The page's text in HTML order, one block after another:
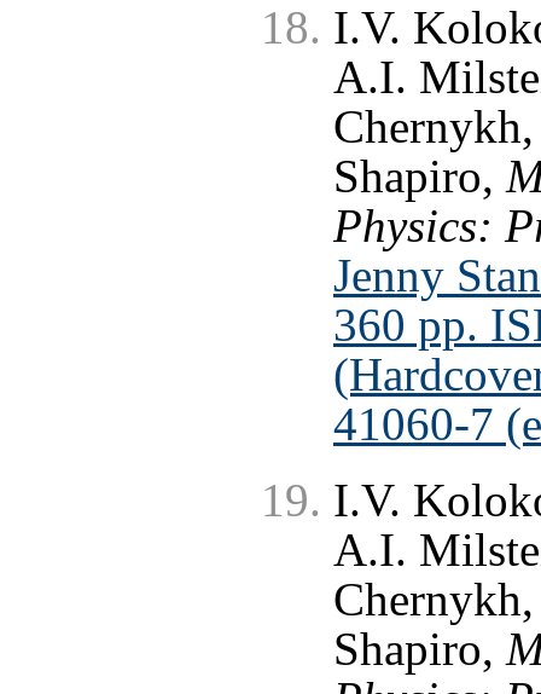
I.V.
A.I.
Shapiro,
Physics:
Jenny
360 pp.
41060-7
I.V.
A.I.
Shapiro,